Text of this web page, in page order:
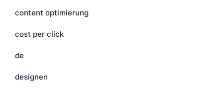
content optimierung
cost per click
de
designen